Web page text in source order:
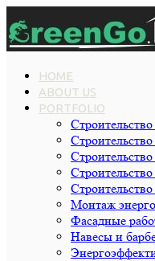
HOME
ABOUT US
PORTFOLIO
Монтаж
Фасадные
Навесы и